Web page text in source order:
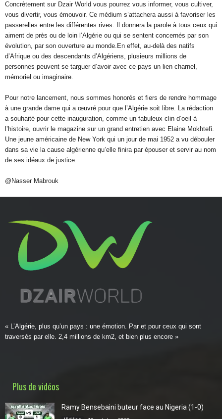
Concrètement sur Dzair World vous pourrez vous informer, vous cultiver,
vous divertir, vous émouvoir. Ce médium s’attachera aussi à favoriser les
passerelles entre les différentes rives. Il donnera la parole à tous ceux qui
aiment de près ou de loin l’Algérie ou qui se sentent concernés par son
évolution, par son ouverture au monde.En effet, au-delà des natifs
d’Afrique ou des descendants d’Algériens, plusieurs millions de
personnes peuvent se targuer d’avoir avec ce pays un lien charnel,
mémoriel ou imaginaire.
Pour notre lancement, nous sommes honorés et fiers de rendre hommage
à une grande dame qui a œuvré pour que l’Algérie soit libre. La rédaction
a souhaité pour cette inauguration, comme un fabuleux clin d’oeil à
l’histoire, ouvrir le magazine sur un grand entretien avec Elaine Mokhtefi.
Une jeune américaine de New York qui un jour de mai 1952 a vu débouler
dans sa vie la cause algérienne qu’elle finira par épouser et servir au nom
de ses idéaux de justice.
@Nasser Mabrouk
« L’Algérie, plus qu’un pays : une émotion. Par et pour ceux qui sont
traversés par elle. 2,4 millions de km2, et bien plus encore »
Plus de vidéos
Ramy Bensebaini buteur face au Nigeria (1-0)